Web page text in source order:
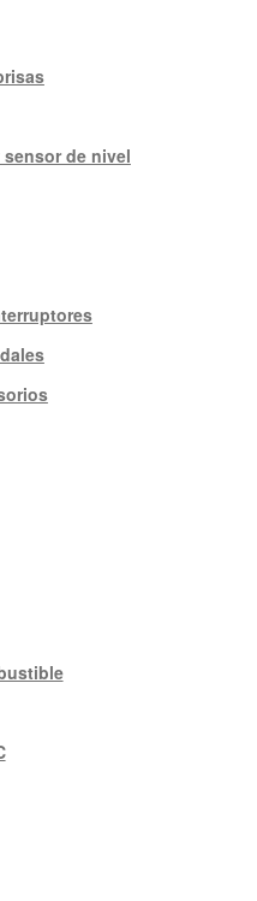
de nivel